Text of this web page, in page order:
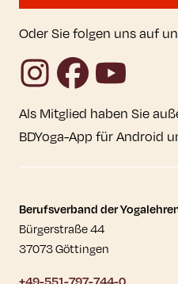
Oder Sie folgen uns auf
InstagramFacebookYouTube
Als Mitglied haben Sie
BDYoga-App für Android
Kontaktdaten
Berufsverband der
Bürgerstraße 44
37073 Göttingen